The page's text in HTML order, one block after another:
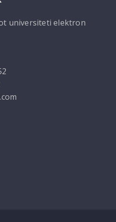
universiteti elektron